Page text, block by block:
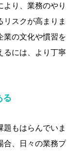
より、業務のやり
リスクが高まりま
業の文化や慣習を
るには、より丁寧
る
もはらんでいま
合、日々の業務プ